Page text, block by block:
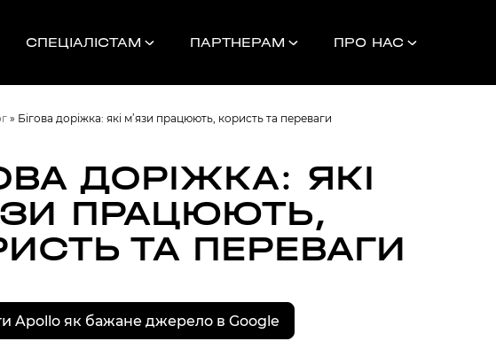
СПЕЦІАЛІСТАМ ПАРТНЕРАМ ПРО НАС
КОМАНДАМ
Найближчі події
» Бігова доріжка: які м’язи працюють, користь та переваги
ДОРІЖКА: ЯКІ
ПРАЦЮЮТЬ,
ТА ПЕРЕВАГИ
Apollo як бажане джерело в Google